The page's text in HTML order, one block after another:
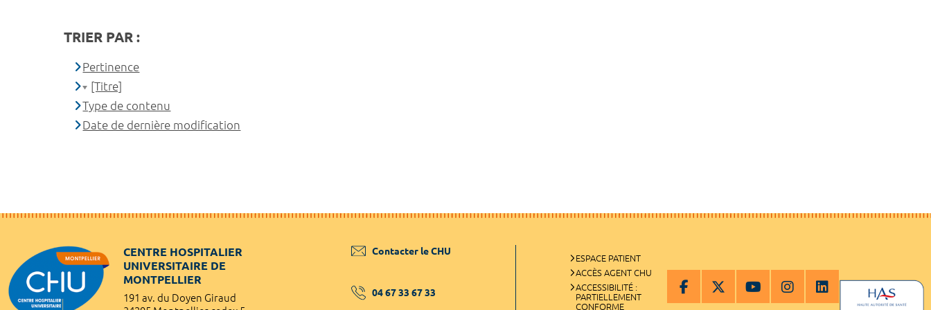
TRIER PAR :
Pertinence
[Titre]
Type de contenu
Date de dernière modification
CENTRE HOSPITALIER
UNIVERSITAIRE DE
MONTPELLIER
191 av. du Doyen Giraud
Contacter le CHU
04 67 33 67 33
ESPACE PATIENT
ACCÈS AGENT CHU
ACCESSIBILITÉ :
PARTIELLEMENT
CONFORME